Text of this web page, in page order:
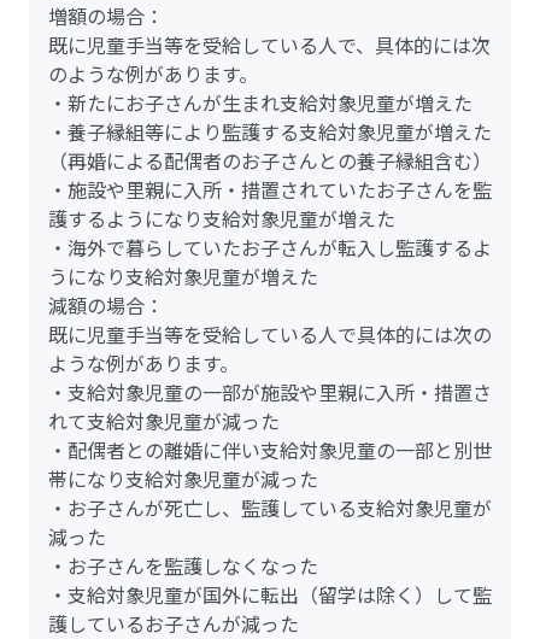
増額の場合：
既に児童手当等を受給している人で、具体的には次
のような例があります。
・新たにお子さんが生まれ支給対象児童が増えた
・養子縁組等により監護する支給対象児童が増えた
（再婚による配偶者のお子さんとの養子縁組含む）
・施設や里親に入所・措置されていたお子さんを監
護するようになり支給対象児童が増えた
・海外で暮らしていたお子さんが転入し監護するよ
うになり支給対象児童が増えた
減額の場合：
既に児童手当等を受給している人で具体的には次の
ような例があります。
・支給対象児童の一部が施設や里親に入所・措置さ
れて支給対象児童が減った
・配偶者との離婚に伴い支給対象児童の一部と別世
帯になり支給対象児童が減った
・お子さんが死亡し、監護している支給対象児童が
減った
・お子さんを監護しなくなった
・支給対象児童が国外に転出（留学は除く）して監
護しているお子さんが減った